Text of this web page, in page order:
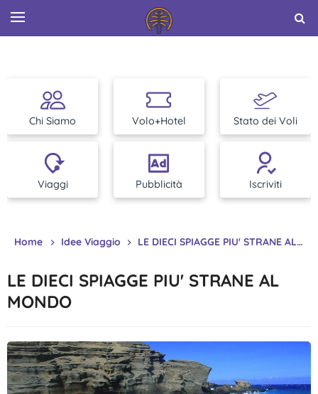
Chi Siamo Volo+Hotel Stato dei Voli
Viaggi Pubblicità Iscriviti
Home Idee Viaggio LE DIECI SPIAGGE PIU' STRANE AL MONDO
LE DIECI SPIAGGE PIU' STRANE AL
MONDO